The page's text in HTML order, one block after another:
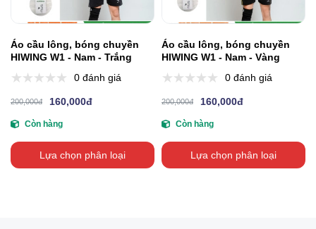
Áo cầu lông, bóng chuyền
HIWING W1 - Nam - Trắng
0 đánh giá
200,000đ 160,000đ
Còn hàng
Lựa chọn phân loại
Áo cầu lông, bóng chuyền
HIWING W1 - Nam - Vàng
0 đánh giá
200,000đ 160,000đ
Còn hàng
Lựa chọn phân loại